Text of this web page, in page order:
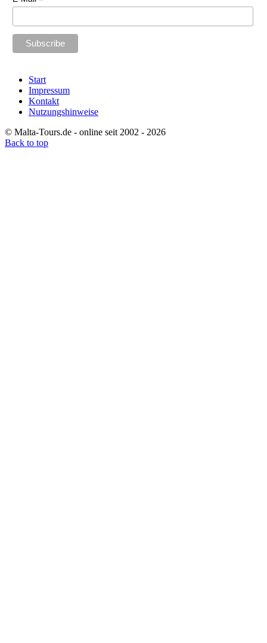
Start
Impressum
Kontakt
Nutzungshinweise
© Malta-Tours.de - online seit 2002 - 2026
Back to top